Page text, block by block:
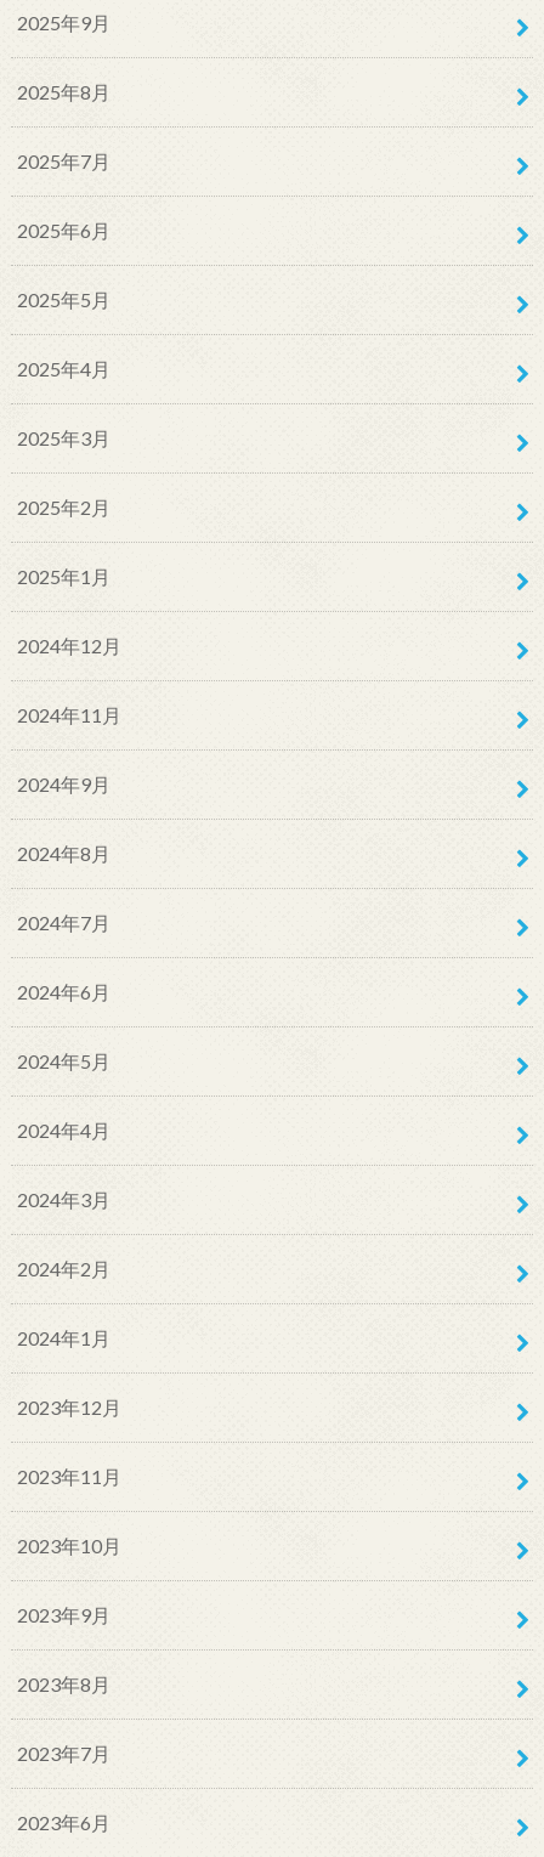
2025年9月
2025年8月
2025年7月
2025年6月
2025年5月
2025年4月
2025年3月
2025年2月
2025年1月
2024年12月
2024年11月
2024年9月
2024年8月
2024年7月
2024年6月
2024年5月
2024年4月
2024年3月
2024年2月
2024年1月
2023年12月
2023年11月
2023年10月
2023年9月
2023年8月
2023年7月
2023年6月